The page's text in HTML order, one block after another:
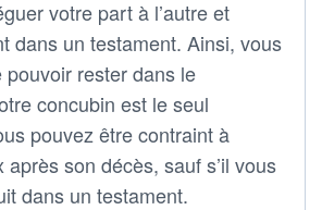
votre part à l’autre et
dans un testament. Ainsi, vous
rester dans le
concubin est le seul
pouvez être contraint à
son décès, sauf s’il vous
dans un testament.